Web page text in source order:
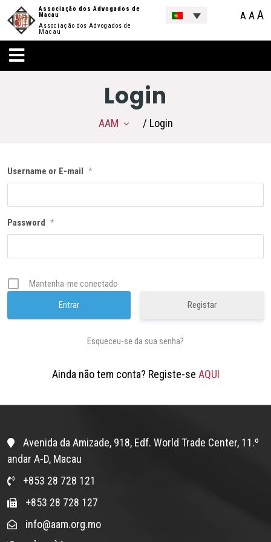
Associação dos Advogados de
Macau
Associação dos Advogados de
Macau
A AA
Login
AAM / Login
Username or E-mail *
Password *
Mantenha-me conectado
Registar
Esqueceu-se da sua senha?
Ainda não tem conta? Registe-se AQUI
Avenida da Amizade, 918, Edf. World Trade Center, 11.º
andar A-D, Macau
+853 28 728 121
+853 28 728 127
info@aam.org.mo